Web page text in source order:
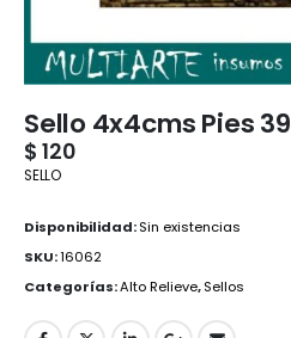
Sello 4x4cms Pies 39
$ 120
SELLO
Disponibilidad:Sin existencias
SKU:16062
Categorías:Alto Relieve,Sellos